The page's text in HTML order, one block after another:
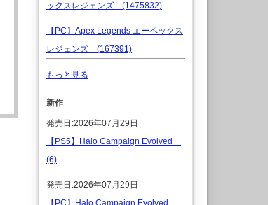
ックスレジェンズ (1475832)
【PC】Apex Legends エーペックス
レジェンズ (167391)
もっと見る
新作
発売日:2026年07月29日
【PS5】Halo Campaign Evolved
(6)
発売日:2026年07月29日
【PC】Halo Campaign Evolved